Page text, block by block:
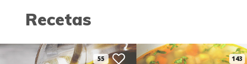
Recetas
55 143